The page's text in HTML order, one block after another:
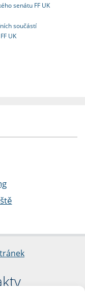
senátu FF UK
součástí
UK